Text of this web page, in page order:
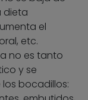
dieta
el
etc.
no es tanto
y se
los bocadillos: